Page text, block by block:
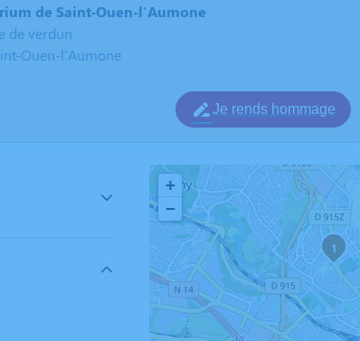
de Saint-Ouen-l'Aumone
de verdun
Ouen-l'Aumone
Je rends hommage
1
+
−